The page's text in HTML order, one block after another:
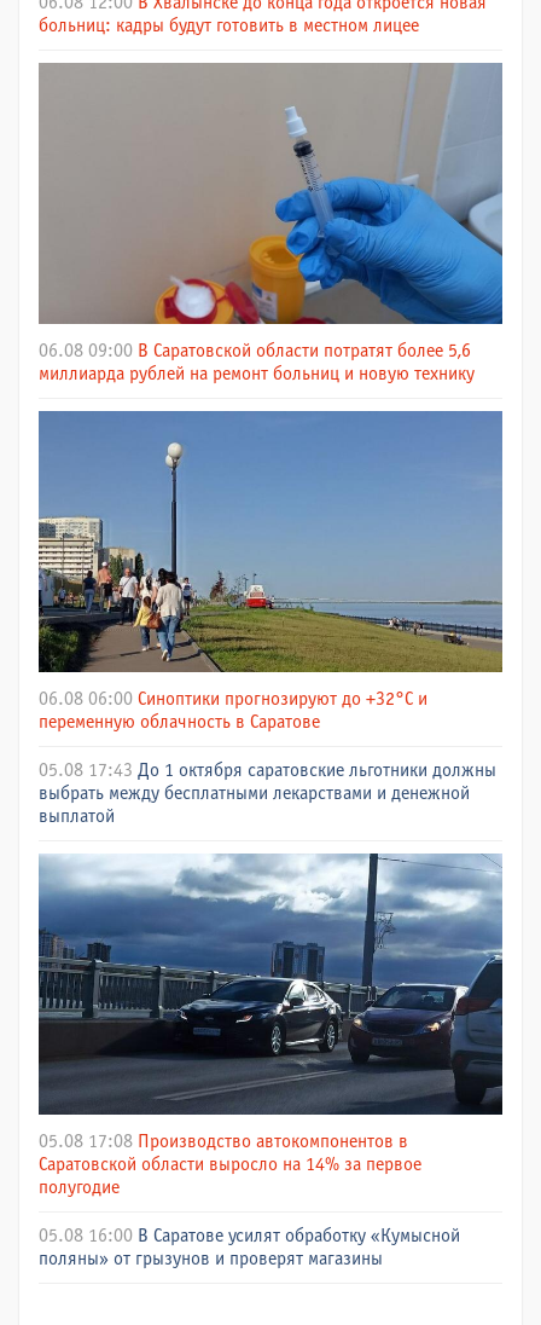
больниц: кадры будут готовить в местном лицее
06.08 09:00 В Саратовской области потратят более 5,6
миллиарда рублей на ремонт больниц и новую технику
06.08 06:00 Синоптики прогнозируют до +32°C и
переменную облачность в Саратове
05.08 17:43 До 1 октября саратовские льготники должны
выбрать между бесплатными лекарствами и денежной
выплатой
05.08 17:08 Производство автокомпонентов в
Саратовской области выросло на 14% за первое
полугодие
05.08 16:00 В Саратове усилят обработку «Кумысной
поляны» от грызунов и проверят магазины